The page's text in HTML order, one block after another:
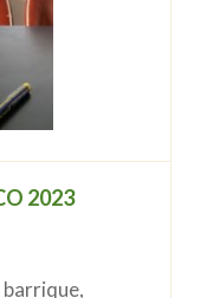
2023
barrique,